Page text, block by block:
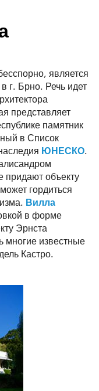
является
в г. Брно. Речь идет
представляет
памятник
в Список
ЮНЕСКО.
придают объекту
может гордиться
Вилла
в форме
Эрнста
многие известные
Кастро.